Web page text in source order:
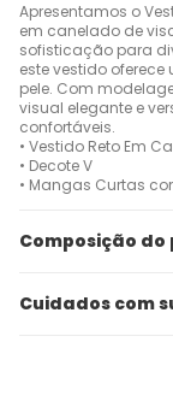
Apresentamos o
em canelado de
sofisticação para
este vestido
pele. Com
visual elegante e
confortáveis.
• Vestido Reto Em
• Decote V
• Mangas Curtas
Composição
Cuidados com